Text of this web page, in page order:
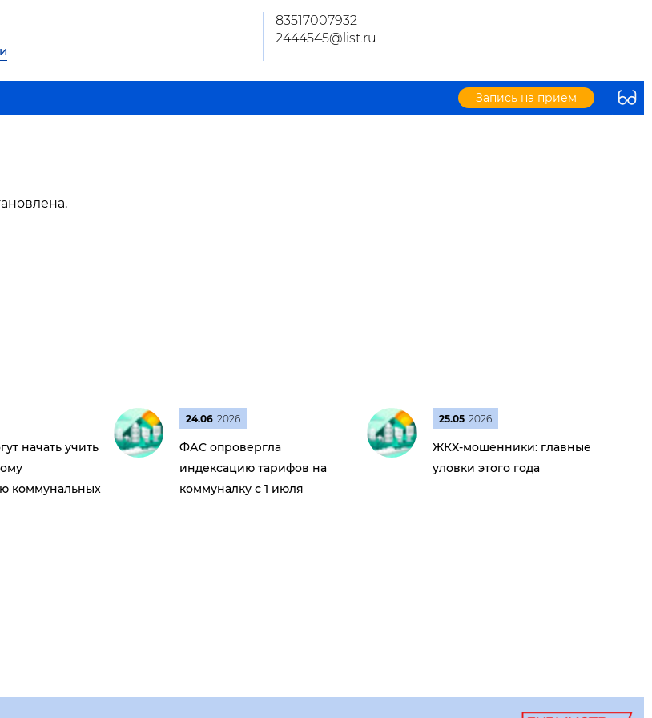
83517007932
2444545@list.ru
Запись на прием
начать учить
коммунальных
24.06 2026
ФАС опровергла
индексацию тарифов на
коммуналку с 1 июля
25.05 2026
ЖКХ-мошенники: главные
уловки этого года